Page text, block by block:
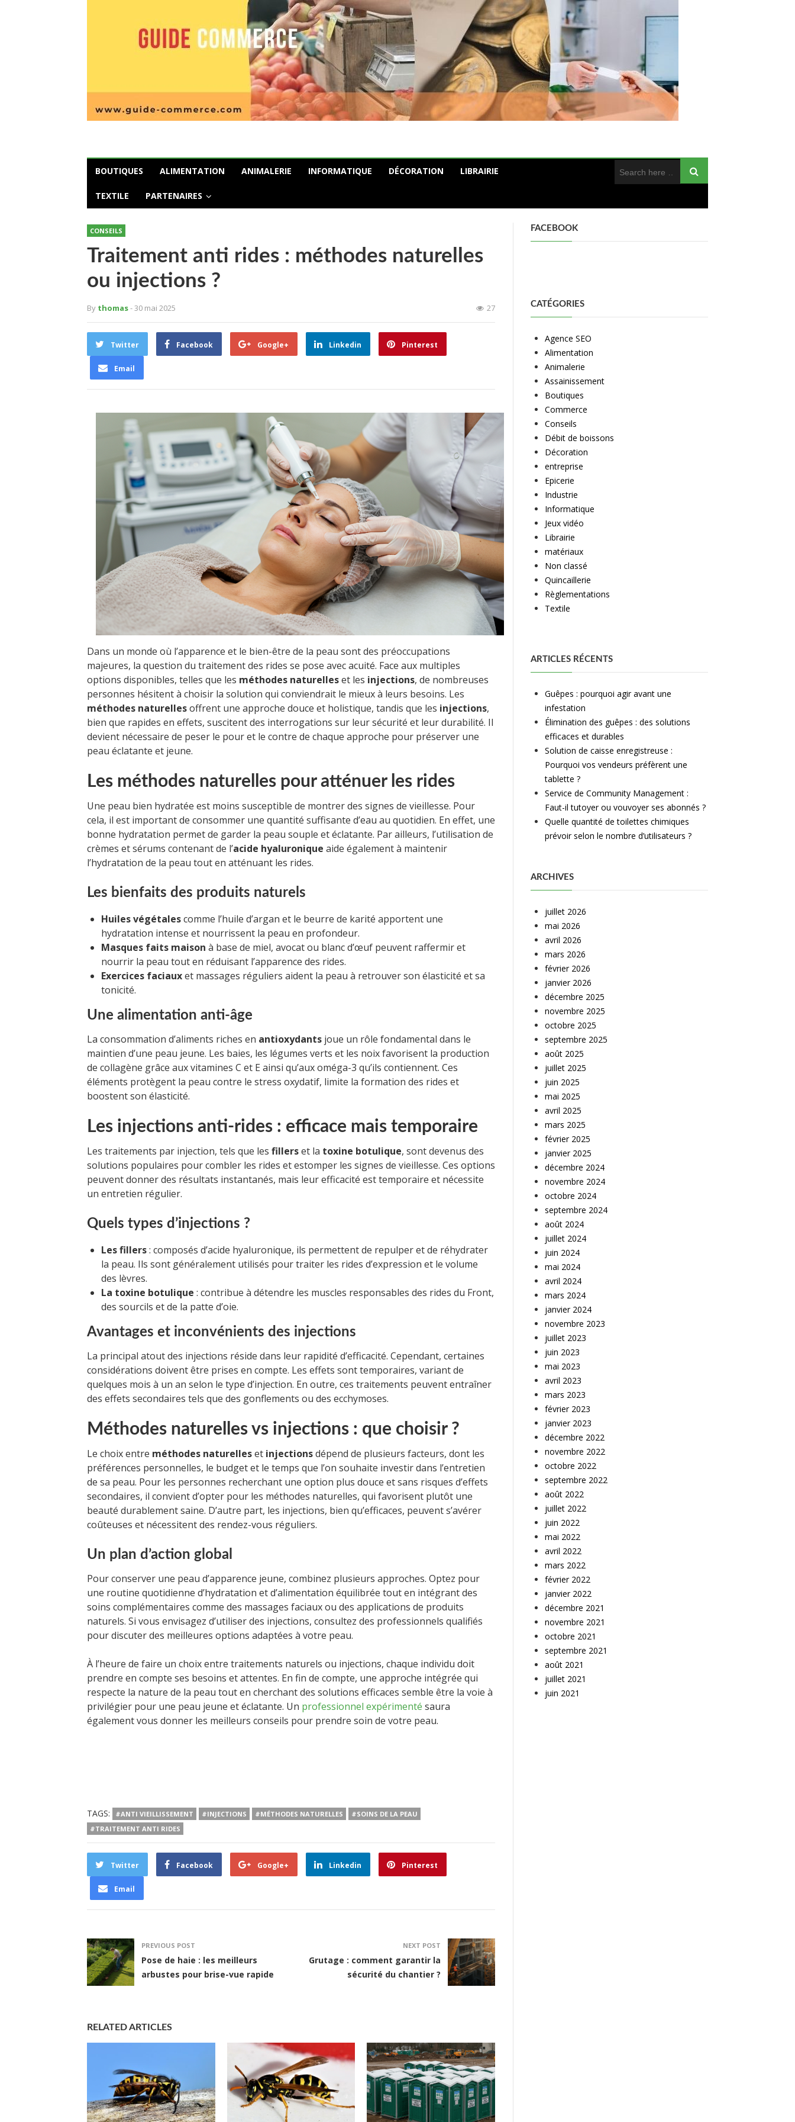
BOUTIQUES ALIMENTATION ANIMALERIE INFORMATIQUE DÉCORATION LIBRAIRIE
TEXTILE PARTENAIRES
CONSEILS
Traitement anti rides : méthodes naturelles
ou injections ?
By thomas- 30 mai 2025 27
Twitter Facebook Google+ Linkedin Pinterest
Email
Dans un monde où l’apparence et le bien-être de la peau sont des préoccupations
majeures, la question du traitement des rides se pose avec acuité. Face aux multiples
options disponibles, telles que les méthodes naturelleset les injections, de nombreuses
personnes hésitent à choisir la solution qui conviendrait le mieux à leurs besoins. Les
méthodes naturellesoffrent une approche douce et holistique, tandis que les injections,
bien que rapides en effets, suscitent des interrogations sur leur sécurité et leur durabilité. Il
devient nécessaire de peser le pour et le contre de chaque approche pour préserver une
peau éclatante et jeune.
Les méthodes naturelles pour atténuer les rides
Une peau bien hydratée est moins susceptible de montrer des signes de vieillesse. Pour
cela, il est important de consommer une quantité suffisante d’eau au quotidien. En effet, une
bonne hydratation permet de garder la peau souple et éclatante. Par ailleurs, l’utilisation de
crèmes et sérums contenant de l’acide hyaluronique aide également à maintenir
l’hydratation de la peau tout en atténuant les rides.
Les bienfaits des produits naturels
Huiles végétalescomme l’huile d’argan et le beurre de karité apportent une
hydratation intense et nourrissent la peau en profondeur.
Masques faits maison à base de miel, avocat ou blanc d’œuf peuvent raffermir et
nourrir la peau tout en réduisant l’apparence des rides.
Exercices faciauxet massages réguliers aident la peau à retrouver son élasticité et sa
tonicité.
Une alimentation anti-âge
La consommation d’aliments riches en antioxydants joue un rôle fondamental dans le
maintien d’une peau jeune. Les baies, les légumes verts et les noix favorisent la production
de collagène grâce aux vitamines C et E ainsi qu’aux oméga-3 qu’ils contiennent. Ces
éléments protègent la peau contre le stress oxydatif, limite la formation des rides et
boostent son élasticité.
Les injections anti-rides : efficace mais temporaire
Les traitements par injection, tels que les fillerset la toxine botulique, sont devenus des
solutions populaires pour combler les rides et estomper les signes de vieillesse. Ces options
peuvent donner des résultats instantanés, mais leur efficacité est temporaire et nécessite
un entretien régulier.
Quels types d’injections ?
Les fillers: composés d’acide hyaluronique, ils permettent de repulper et de réhydrater
la peau. Ils sont généralement utilisés pour traiter les rides d’expression et le volume
des lèvres.
La toxine botulique : contribue à détendre les muscles responsables des rides du Front,
des sourcils et de la patte d’oie.
Avantages et inconvénients des injections
La principal atout des injections réside dans leur rapidité d’efficacité. Cependant, certaines
considérations doivent être prises en compte. Les effets sont temporaires, variant de
quelques mois à un an selon le type d’injection. En outre, ces traitements peuvent entraîner
des effets secondaires tels que des gonflements ou des ecchymoses.
Méthodes naturelles vs injections : que choisir ?
Le choix entre méthodes naturelleset injectionsdépend de plusieurs facteurs, dont les
préférences personnelles, le budget et le temps que l’on souhaite investir dans l’entretien
de sa peau. Pour les personnes recherchant une option plus douce et sans risques d’effets
secondaires, il convient d’opter pour les méthodes naturelles, qui favorisent plutôt une
beauté durablement saine. D’autre part, les injections, bien qu’efficaces, peuvent s’avérer
coûteuses et nécessitent des rendez-vous réguliers.
Un plan d’action global
Pour conserver une peau d’apparence jeune, combinez plusieurs approches. Optez pour
une routine quotidienne d’hydratation et d’alimentation équilibrée tout en intégrant des
soins complémentaires comme des massages faciaux ou des applications de produits
naturels. Si vous envisagez d’utiliser des injections, consultez des professionnels qualifiés
pour discuter des meilleures options adaptées à votre peau.
À l’heure de faire un choix entre traitements naturels ou injections, chaque individu doit
prendre en compte ses besoins et attentes. En fin de compte, une approche intégrée qui
respecte la nature de la peau tout en cherchant des solutions efficaces semble être la voie à
privilégier pour une peau jeune et éclatante. Un professionnel expérimenté saura
également vous donner les meilleurs conseils pour prendre soin de votre peau.
TAGS: #ANTI VIEILLISSEMENT #INJECTIONS #MÉTHODES NATURELLES
#SOINS DE LA PEAU
#TRAITEMENT ANTI RIDES
Twitter Facebook Google+ Linkedin Pinterest
Email
PREVIOUS POST
Pose de haie : les meilleurs
arbustes pour brise-vue rapide
NEXT POST
Grutage : comment garantir la
sécurité du chantier ?
RELATED ARTICLES
FACEBOOK
CATÉGORIES
Agence SEO
Alimentation
Animalerie
Assainissement
Boutiques
Commerce
Conseils
Débit de boissons
Décoration
entreprise
Epicerie
Industrie
Informatique
Jeux vidéo
Librairie
matériaux
Non classé
Quincaillerie
Règlementations
Textile
ARTICLES RÉCENTS
Guêpes : pourquoi agir avant une
infestation
Élimination des guêpes : des solutions
efficaces et durables
Solution de caisse enregistreuse :
Pourquoi vos vendeurs préfèrent une
tablette ?
Service de Community Management :
Faut-il tutoyer ou vouvoyer ses abonnés ?
Quelle quantité de toilettes chimiques
prévoir selon le nombre d’utilisateurs ?
ARCHIVES
juillet 2026
mai 2026
avril 2026
mars 2026
février 2026
janvier 2026
décembre 2025
novembre 2025
octobre 2025
septembre 2025
août 2025
juillet 2025
juin 2025
mai 2025
avril 2025
mars 2025
février 2025
janvier 2025
décembre 2024
novembre 2024
octobre 2024
septembre 2024
août 2024
juillet 2024
juin 2024
mai 2024
avril 2024
mars 2024
janvier 2024
novembre 2023
juillet 2023
juin 2023
mai 2023
avril 2023
mars 2023
février 2023
janvier 2023
décembre 2022
novembre 2022
octobre 2022
septembre 2022
août 2022
juillet 2022
juin 2022
mai 2022
avril 2022
mars 2022
février 2022
janvier 2022
décembre 2021
novembre 2021
octobre 2021
septembre 2021
août 2021
juillet 2021
juin 2021